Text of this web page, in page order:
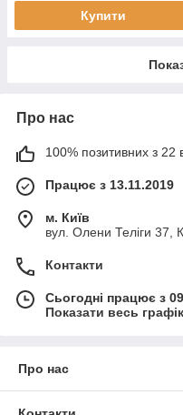
Купити
Про нас
100% позитивних з 22
Працює з 13.11.2019
м. Київ
вул. Олени Теліги 37,
Контакти
Сьогодні працює з
Показати весь
Про нас